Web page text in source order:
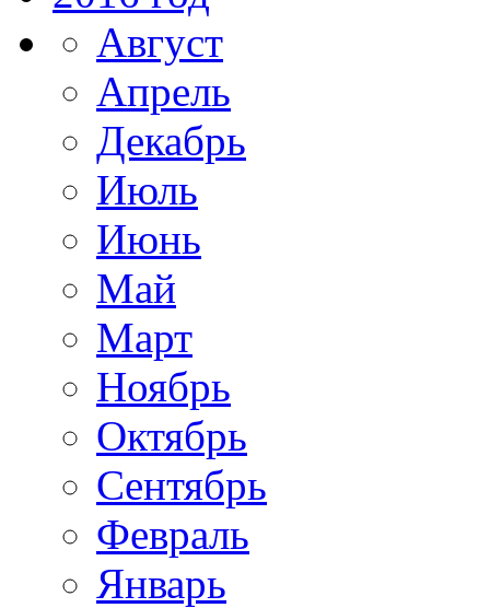
Август
Апрель
Декабрь
Июль
Июнь
Май
Март
Ноябрь
Октябрь
Сентябрь
Февраль
Январь